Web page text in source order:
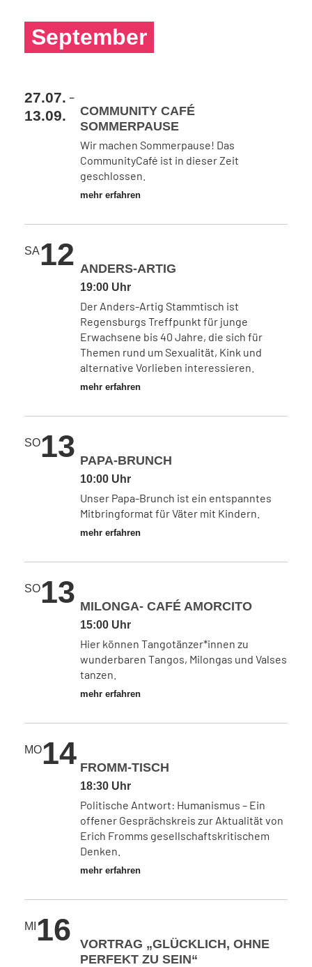
September
27.07. -
13.09.
COMMUNITY CAFÉ
SOMMERPAUSE
Wir machen Sommerpause! Das
CommunityCafé ist in dieser Zeit
geschlossen.
mehr erfahren
SA12 ANDERS-ARTIG
19:00 Uhr
Der Anders-Artig Stammtisch ist
Regensburgs Treffpunkt für junge
Erwachsene bis 40 Jahre, die sich für
Themen rund um Sexualität, Kink und
alternative Vorlieben interessieren.
mehr erfahren
SO13 PAPA-BRUNCH
10:00 Uhr
Unser Papa-Brunch ist ein entspanntes
Mitbringformat für Väter mit Kindern.
mehr erfahren
SO13 MILONGA- CAFÉ AMORCITO
15:00 Uhr
Hier können Tangotänzer*innen zu
wunderbaren Tangos, Milongas und Valses
tanzen.
mehr erfahren
MO14 FROMM-TISCH
18:30 Uhr
Politische Antwort: Humanismus – Ein
offener Gesprächskreis zur Aktualität von
Erich Fromms gesellschaftskritischem
Denken.
mehr erfahren
MI 16
VORTRAG „GLÜCKLICH, OHNE
PERFEKT ZU SEIN“